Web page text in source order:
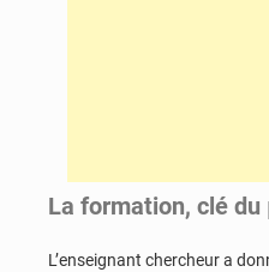
La formation, clé du
L’enseignant chercheur a